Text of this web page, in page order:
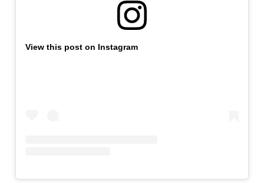
View this post on Instagram